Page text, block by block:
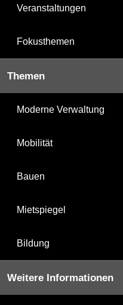
Veranstaltungen
Fokusthemen
Themen
Moderne Verwaltung
Mobilität
Bauen
Mietspiegel
Bildung
Weitere Informationen